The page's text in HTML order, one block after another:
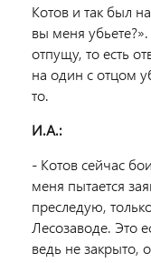
Котов и так был
вы меня
отпущу, то есть
на один с отцом
то.
И.А.:
- Котов сейчас
меня пытается
преследую,
Лесозаводе. Это
ведь не закрыто,